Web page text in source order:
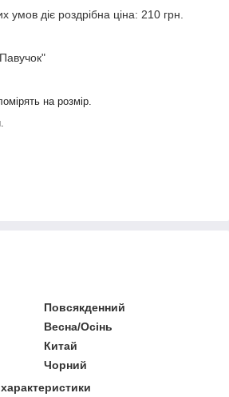
умов діє роздрібна ціна: 210 грн.
на розмір.
Повсякденний
Весна/Осінь
Китай
Чорний